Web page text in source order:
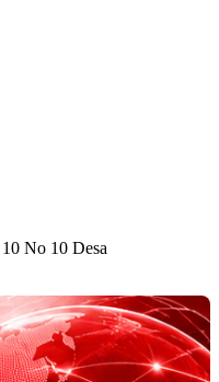
No 10 Desa